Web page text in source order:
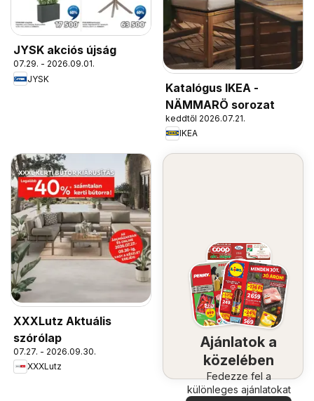
JYSK akciós újság
07.29. - 2026.09.01.
JYSK
Katalógus IKEA -
NÄMMARÖ sorozat
keddtől 2026.07.21.
IKEA
XXXLutz Aktuális
szórólap
07.27. - 2026.09.30.
XXXLutz
Ajánlatok a
közelében
Fedezze fel a
különleges ajánlatokat